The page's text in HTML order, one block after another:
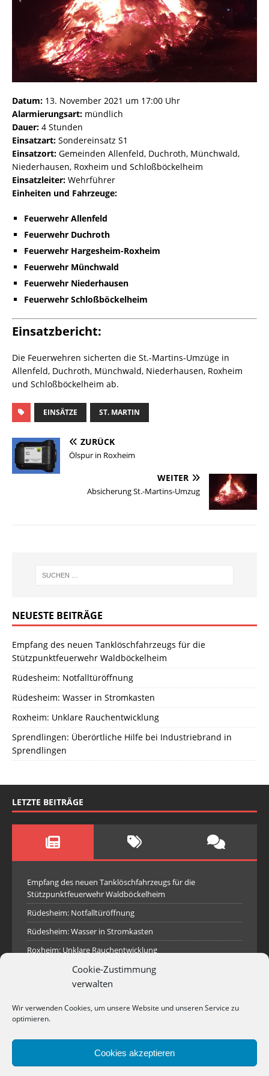
Cookie-Zustimmung
verwalten
Wir verwenden Cookies, um unsere Website und unseren Service zu
optimieren.
Cookies akzeptieren
Datum: 13. November 2021 um 17:00 Uhr
Alarmierungsart: mündlich
Dauer: 4 Stunden
Einsatzart: Sondereinsatz S1
Einsatzort: Gemeinden Allenfeld, Duchroth, Münchwald,
Niederhausen, Roxheim und Schloßböckelheim
Einsatzleiter: Wehrführer
Einheiten und Fahrzeuge:
Feuerwehr Allenfeld
Feuerwehr Duchroth
Feuerwehr Hargesheim-Roxheim
Feuerwehr Münchwald
Feuerwehr Niederhausen
Feuerwehr Schloßböckelheim
Einsatzbericht:
Die Feuerwehren sicherten die St.-Martins-Umzüge in
Allenfeld, Duchroth, Münchwald, Niederhausen, Roxheim
und Schloßböckelheim ab.
EINSÄTZE ST. MARTIN
ZURÜCK
Ölspur in Roxheim
WEITER
Absicherung St.-Martins-Umzug
NEUESTE BEITRÄGE
Empfang des neuen Tanklöschfahrzeugs für die
Stützpunktfeuerwehr Waldböckelheim
Rüdesheim: Notfalltüröffnung
Rüdesheim: Wasser in Stromkasten
Roxheim: Unklare Rauchentwicklung
Sprendlingen: Überörtliche Hilfe bei Industriebrand in
Sprendlingen
LETZTE BEITRÄGE
Empfang des neuen Tanklöschfahrzeugs für die
Stützpunktfeuerwehr Waldböckelheim
Rüdesheim: Notfalltüröffnung
Rüdesheim: Wasser in Stromkasten
Roxheim: Unklare Rauchentwicklung
Sprendlingen: Überörtliche Hilfe bei Industriebrand in
Sprendlingen
Rüdesheim: Aufgerissener Dieseltank
Industriepark Pferdsfeld: Brand eines Holzpolter